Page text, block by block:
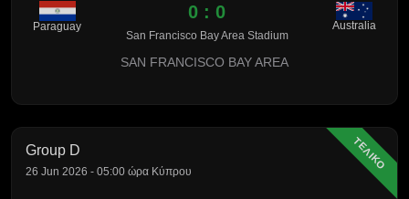
Paraguay
0 : 0
San Francisco Bay Area Stadium
Australia
SAN FRANCISCO BAY AREA
ΤΕΛΙΚΟ
Group D
26 Jun 2026 - 05:00 ώρα Κύπρου